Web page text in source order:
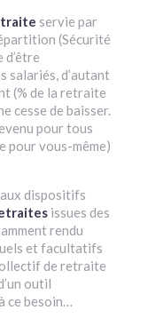
servie par
(Sécurité
d’être
salariés, d’autant
(% de la retraite
cesse de baisser.
pour tous
pour vous-même)
dispositifs
issues des
rendu
et facultatifs
de retraite
outil
ce besoin…